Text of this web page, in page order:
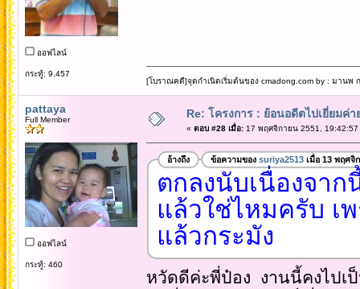
ออฟไลน์
กระทู้: 9,457
[โบราณคดี]จุดกำเนิดเริ่มต้นของ cmadong.com by : มานพ
pattaya
Full Member
ออฟไลน์
กระทู้: 460
Re: โครงการ : ย้อนอดีตไปเยี่ยมค่
« ตอบ #28 เมื่อ:17 พฤศจิกายน 2551, 19:42:57
อ้างถึง ข้อความของ suriya2513เมื่อ 13 พฤศจิ
ตกลงนับเนื่องจา
แล้วใช่ไหมครับ เ
แล้วกระมัง
หวัดดีค่ะพี่ป๋อง งานนี้คงไปเ